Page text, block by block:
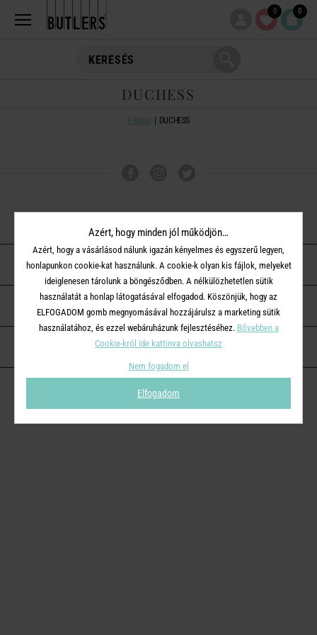
0 0
DUCHESS
Főoldal DUCHESS
ÜGYFÉLSZOLGÁLAT
A BUTLERS-RŐL
KAPCSOLAT
Azért, hogy minden jól működjön…
Azért, hogy a vásárlásod nálunk igazán kényelmes és egyszerű legyen,
honlapunkon cookie-kat használunk. A cookie-k olyan kis fájlok, melyeket
ideiglenesen tárolunk a böngésződben. A nélkülözhetetlen sütik
használatát a honlap látogatásával elfogadod. Köszönjük, hogy az
ELFOGADOM gomb megnyomásával hozzájárulsz a marketing sütik
használatához, és ezzel webáruházunk fejlesztéséhez. Bővebben a
Cookie-król ide kattinva olvashatsz
Nem fogadom el
Elfogadom